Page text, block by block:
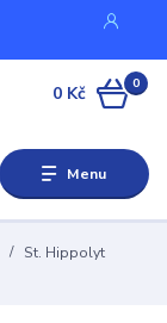
Menu
0
0 Kč
St. Hippolyt